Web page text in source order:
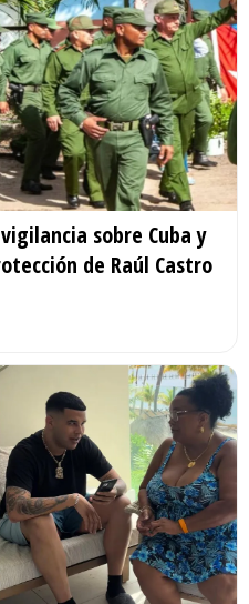
sobre Cuba y
de Raúl Castro